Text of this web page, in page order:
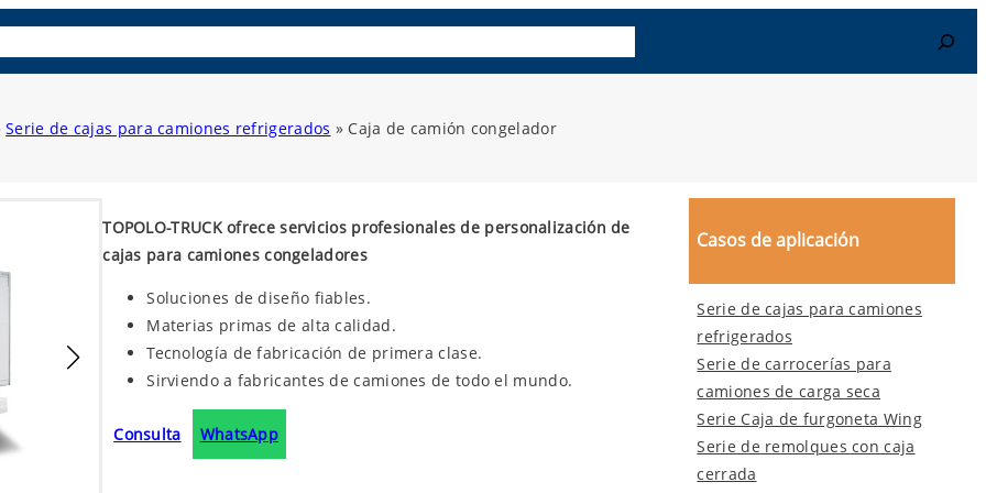
Search
Serie de cajas para camiones refrigerados » Caja de camión congelador
TOPOLO-TRUCK ofrece servicios profesionales de personalización de
cajas para camiones congeladores
Soluciones de diseño fiables.
Materias primas de alta calidad.
Tecnología de fabricación de primera clase.
Sirviendo a fabricantes de camiones de todo el mundo.
Consulta WhatsApp
Casos de aplicación
Serie de cajas para camiones
refrigerados
Serie de carrocerías para
camiones de carga seca
Serie Caja de furgoneta Wing
Serie de remolques con caja
cerrada